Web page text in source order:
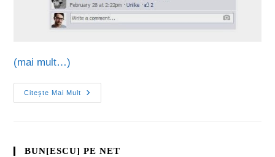
(mai mult…)
Citește Mai Mult
BUN[ESCU] PE NET